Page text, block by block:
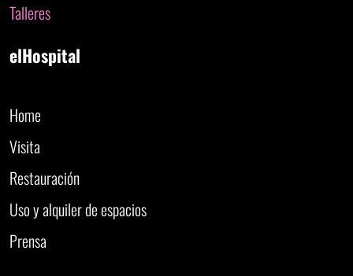
Talleres
elHospital
Home
Visita
Restauración
Uso y alquiler de espacios
Prensa